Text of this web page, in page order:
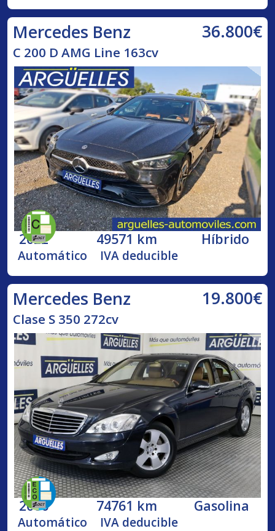
Mercedes Benz 36.800€
C 200 D AMG Line 163cv
2022 49571 km Híbrido
Automático IVA deducible
Mercedes Benz 19.800€
Clase S 350 272cv
2006 74761 km Gasolina
Automático IVA deducible